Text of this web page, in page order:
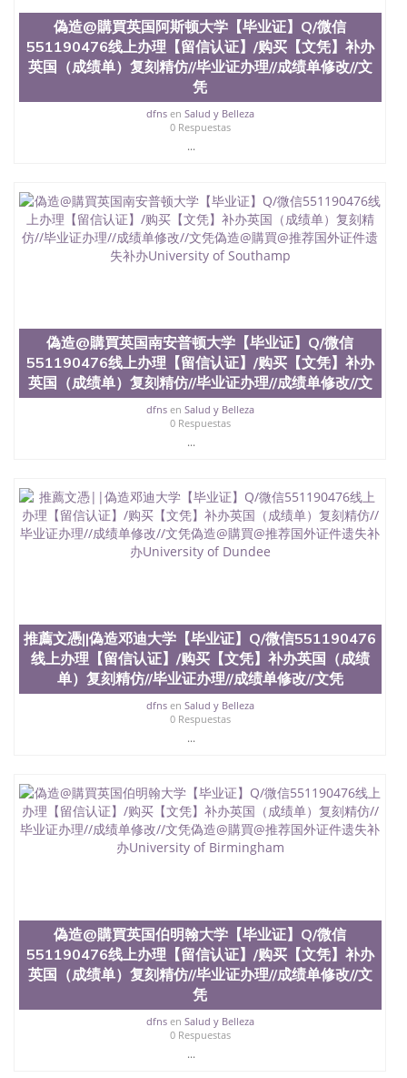
University）圣何塞州立大学结业证（San Jose State
University）圣何塞州立大学结业证（San Jose State
University）圣何塞州立大学结业证（San Jose State
University）圣何塞州立大学学位证（San Jose State
University）圣何塞州立大学学位证（San Jose State
University）圣何塞州立大学学历证书（San Jose
State University）圣何塞州立大学学历证书（San
Jose State University）圣何塞州立大学学历证书
（San Jose State University）澳洲读书未毕业找人做
买澳洲大学毕业证成绩单假文凭学历
offieUniversityofSouthernQueensland 澳洲读书未毕
业找人做文凭学位qq微信551190476澳洲读CQU中央
昆士兰大学学历成绩单购买学位证书/澳洲读本科硕
士做文凭/购买澳洲大学毕业证成绩单假文凭学历咨
文凭咨询@推荐国外证件遗失补办Queen Margaret
Edinburgh
偽造@購買英国阿斯顿大学【毕业证】Q/微信
551190476线上办理【留信认证】/购买【文凭】补办
英国（成绩单）复刻精仿//毕业证办理//成绩单修改//文
凭
dfnsen Salud y Belleza
0 Respuestas
...
偽造@購買英国南安普顿大学【毕业证】Q/微信
551190476线上办理【留信认证】/购买【文凭】补办
英国（成绩单）复刻精仿//毕业证办理//成绩单修改//文
dfnsen Salud y Belleza
0 Respuestas
...
推薦文憑||偽造邓迪大学【毕业证】Q/微信551190476
线上办理【留信认证】/购买【文凭】补办英国（成绩
单）复刻精仿//毕业证办理//成绩单修改//文凭
dfnsen Salud y Belleza
0 Respuestas
...
偽造@購買英国伯明翰大学【毕业证】Q/微信
551190476线上办理【留信认证】/购买【文凭】补办
英国（成绩单）复刻精仿//毕业证办理//成绩单修改//文
凭
dfnsen Salud y Belleza
0 Respuestas
...